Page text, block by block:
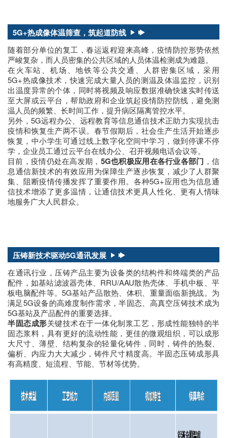
5G+热成像体温筛查，筑起道防线
随着部分单位的复工，春运返程迎来高峰，疫情防控形势依然
严峻复杂，而人员密集的公共区域的人员体温检测成为难题。
在火车站、机场、地铁等公共交通、人群密集区域，采用
5G+热成像技术，快速完成大量人员的测温及体温监控，识别
出温度异常的个体，同时将视频及响应数据准确快速实时传送
至大屏或云平台，帮助政府和企业筑起疫情防控防线，避免测
温人员的频繁、长时间工作，提升病区隔离管控水平。
另外，5G远程办公、远程教育等信息通信技术正助力实现抗击
疫情和恢复生产两不误。春节假期后，社会生产生活开始逐步
恢复，中小学生可通过线上数字化空间中学习，做到停课不停
学，企业员工通过云平台在线办公、召开视频电话会议等。
目前，疫情仍处在高发期， 5G也积极应用在各行业各部门 ，信
息通信新技术的有效应用为保障生产逐步恢复，减少了人群聚
集、阻断疫情传播发挥了重要作用。各种5G+应用也为信息通
信技术增添了更多温情，让通信技术更具人性化、更有人情味
地服务广大人民群众。
压铸新技术驱动5G通讯发展
在通讯行业，压铸产品主要为设备类的结构件和终端类的产品
配件，如基站滤波器壳体、RRU/AAU散热壳体、手机中板、平
板电脑配件等。5G基站产品散热、体积、重量面临新挑战。为
满足5G设备的高难度制作需求，半固态、高真空压铸技术成为
5G基站及产品配件的重要选择。
半固态成形关键技术在于一体化制浆工艺，形成性能独特的半
固态浆料，具有更好的流动性能，更佳的微观组织，可以成形
大尺寸、薄壁、结构复杂的轻量化铸件，同时，铸件的热裂、
偏析、内应力大大减少，铸件尺寸精度高。半固态压铸成形具
有高精度、短流程、节能、节材等优势。